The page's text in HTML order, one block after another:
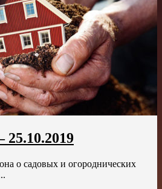
о садовых и огороднических